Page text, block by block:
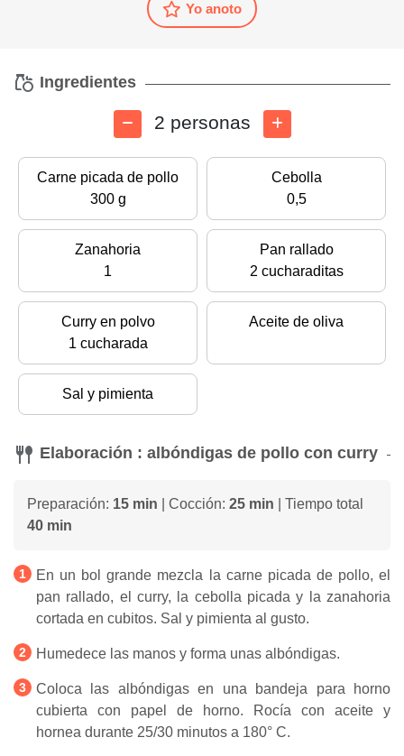
Yo anoto
Ingredientes
2 personas
Carne picada de pollo
300 g
Cebolla
0,5
Zanahoria
1
Pan rallado
2 cucharaditas
Curry en polvo
1 cucharada
Aceite de oliva
Sal y pimienta
Elaboración : albóndigas de pollo con curry
Preparación: 15 min | Cocción: 25 min | Tiempo total
40 min
En un bol grande mezcla la carne picada de pollo, el
pan rallado, el curry, la cebolla picada y la zanahoria
cortada en cubitos. Sal y pimienta al gusto.
Humedece las manos y forma unas albóndigas.
Coloca las albóndigas en una bandeja para horno
cubierta con papel de horno. Rocía con aceite y
hornea durante 25/30 minutos a 180° C.